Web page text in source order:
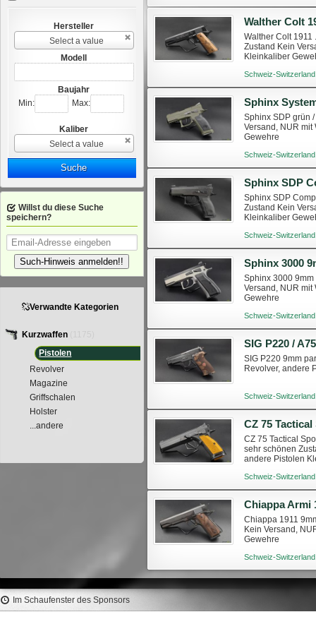
Walther Colt
Walther Colt 1911
Zustand Kein
Kleinkaliber
Schweiz-
Sphinx SDP grün
Versand, NUR mit
Gewehre
Schweiz-
Sphinx SDP
Sphinx SDP
Zustand Kein
Kleinkaliber
Schweiz-
Sphinx 3000
Sphinx 3000
Versand, NUR mit
Gewehre
Schweiz-
SIG P220 /
SIG P220 9mm
Revolver, andere
Schweiz-
CZ 75
CZ 75 Tactical
sehr schönen
andere Pistolen
Schweiz-
Chiappa Armi
Chiappa 1911
Kein Versand,
Gewehre
Schweiz-
Hersteller
Select a value
Modell
Baujahr
Min:
Max:
Kaliber
Select a value
Suche
Willst du diese Suche
speichern?
Such-Hinweis anmelden!!
Verwandte Kategorien
Kurzwaffen
Pistolen
Revolver
Magazine
Griffschalen
Holster
...andere
Im Schaufenster des Sponsors